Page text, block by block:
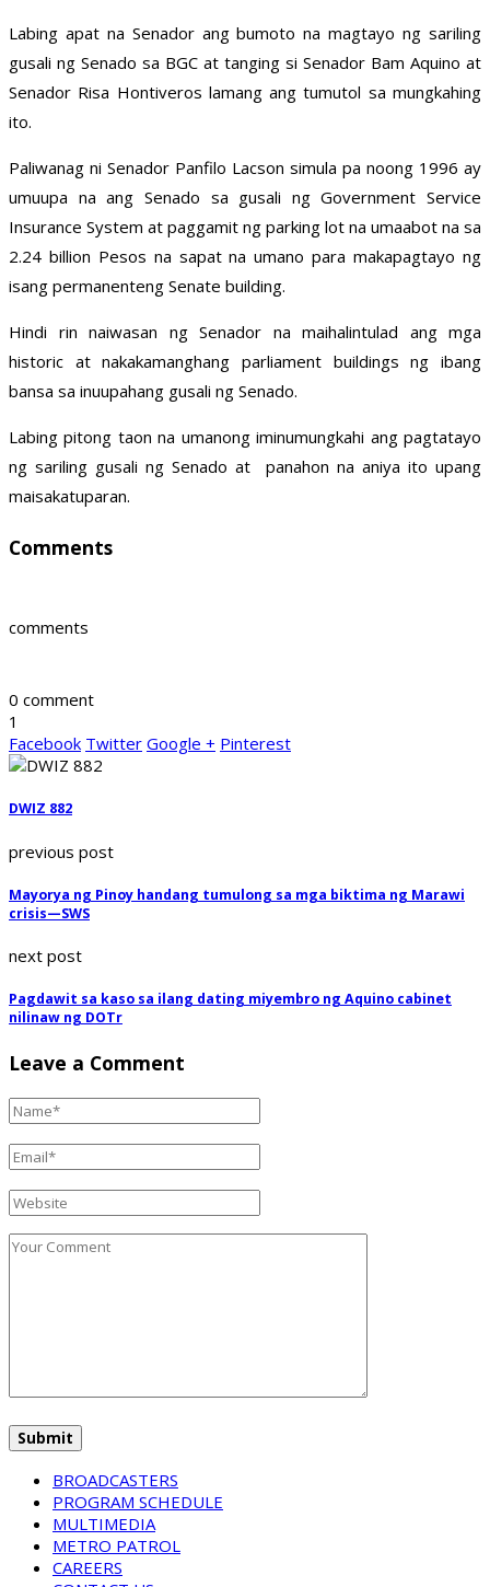
Labing apat na Senador ang bumoto na magtayo ng sariling
gusali ng Senado sa BGC at tanging si Senador Bam Aquino at
Senador Risa Hontiveros lamang ang tumutol sa mungkahing
ito.
Paliwanag ni Senador Panfilo Lacson simula pa noong 1996 ay
umuupa na ang Senado sa gusali ng Government Service
Insurance System at paggamit ng parking lot na umaabot na sa
2.24 billion Pesos na sapat na umano para makapagtayo ng
isang permanenteng Senate building.
Hindi rin naiwasan ng Senador na maihalintulad ang mga
historic at nakakamanghang parliament buildings ng ibang
bansa sa inuupahang gusali ng Senado.
Labing pitong taon na umanong iminumungkahi ang pagtatayo
ng sariling gusali ng Senado at panahon na aniya ito upang
maisakatuparan.
Comments
comments
0 comment
1
Facebook Twitter Google + Pinterest
DWIZ 882
previous post
Mayorya ng Pinoy handang tumulong sa mga biktima ng Marawi
crisis—SWS
next post
Pagdawit sa kaso sa ilang dating miyembro ng Aquino cabinet
nilinaw ng DOTr
Leave a Comment
BROADCASTERS
PROGRAM SCHEDULE
MULTIMEDIA
METRO PATROL
CAREERS